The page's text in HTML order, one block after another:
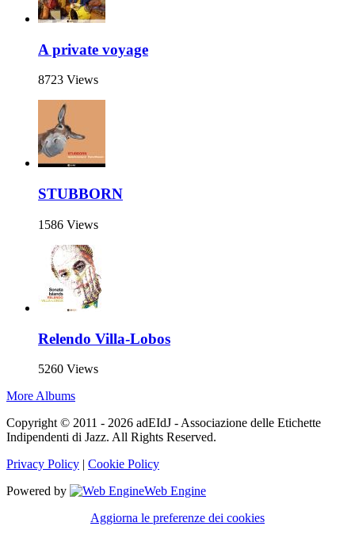
A private voyage
8723 Views
STUBBORN
1586 Views
Relendo Villa-Lobos
5260 Views
More Albums
Copyright © 2011 - 2026 adEIdJ - Associazione delle Etichette
Indipendenti di Jazz. All Rights Reserved.
Privacy Policy | Cookie Policy
Powered by
Web Engine
Aggiorna le preferenze dei cookies